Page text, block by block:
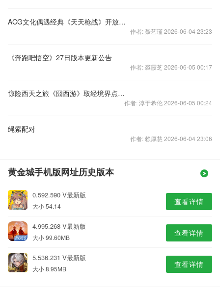
ACG文化偶遇经典《天天枪战》开放测试评测
作者: 聂艺瑾 2026-06-04 23:23
《奔跑吧悟空》27日版本更新公告
作者: 裘霞芝 2026-06-05 00:17
惊险西天之旅《囧西游》取经境界点获取
作者: 淳于希伦 2026-06-05 00:24
绳索配对
作者: 赖厚慧 2026-06-04 23:06
黄金城手机版网址历史版本
0.592.590 V最新版
大小 54.14 查看详情
4.995.268 V最新版
大小 99.60MB 查看详情
5.536.231 V最新版
大小 8.95MB 查看详情